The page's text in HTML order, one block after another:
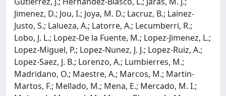
Jimenez, D.; Jou, I.; Joya, M. D.; Lacruz, B.; Lainez-
Justo, S.; Lalueza, A.; Latorre, A.; Lecumberri, R.;
Lobo, J. L.; Lopez-De la Fuente, M.; Lopez-Jimenez, L.;
Lopez-Miguel, P.; Lopez-Nunez, J. J.; Lopez-Ruiz, A.;
Lopez-Saez, J. B.; Lorenzo, A.; Lumbierres, M.;
Madridano, O.; Maestre, A.; Marcos, M.; Martin-
Martos, F.; Mellado, M.; Mena, E.; Mercado, M. I.;